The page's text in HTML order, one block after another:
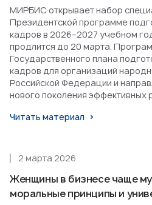
МИРБИС открывает набор
Президентской программе
кадров в 2026–2027 учебном
продлится до 20 марта.
Государственного плана
кадров для организаций
Российской Федерации и
нового поколения эффективных
Читать материал
Женщины в бизнесе чаще
моральные принципы и
2 марта 2026